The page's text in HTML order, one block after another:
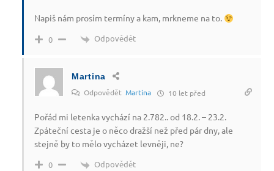
Napiš nám prosím termíny a kam, mrkneme na to.
0 Odpovědět
Martina
Odpovědět Martina 10 let před
Pořád mi letenka vychází na 2.782.. od 18.2. – 23.2.
Zpáteční cesta je o něco dražší než před pár dny, ale
stejně by to mělo vycházet levněji, ne?
0 Odpovědět